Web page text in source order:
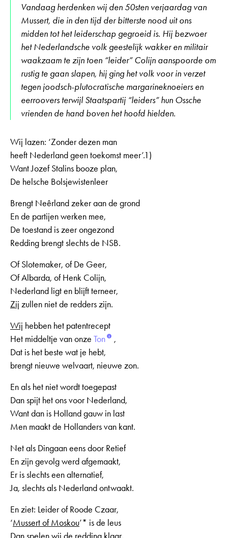
Vandaag herdenken wij den 50sten verjaardag van
Mussert, die in den tijd der bitterste nood uit ons
midden tot het leiderschap gegroeid is. Hij bezwoer
het Nederlandsche volk geestelijk wakker en militair
waakzaam te zijn toen “leider” Colijn aanspoorde om
rustig te gaan slapen, hij ging het volk voor in verzet
tegen joodsch-plutocratische margarineknoeiers en
eerroovers terwijl Staatspartij “leiders” hun Ossche
vrienden de hand boven het hoofd hielden.
Wij lazen: ‘Zonder dezen man
heeft Nederland geen toekomst meer’.1)
Want Jozef Stalins booze plan,
De helsche Bolsjewistenleer
Brengt Neêrland zeker aan de grond
En de partijen werken mee,
De toestand is zeer ongezond
Redding brengt slechts de NSB.
Of Slotemaker, of De Geer,
Of Albarda, of Henk Colijn,
Nederland ligt en blijft terneer,
Zij zullen niet de redders zijn.
Wij hebben het patentrecept
Het middeltje van onze Ton
,
Dat is het beste wat je hebt,
brengt nieuwe welvaart, nieuwe zon.
En als het niet wordt toegepast
Dan spijt het ons voor Nederland,
Want dan is Holland gauw in last
Men maakt de Hollanders van kant.
Net als Dingaan eens door Retief
En zijn gevolg werd afgemaakt,
Er is slechts een alternatief,
Ja, slechts als Nederland ontwaakt.
En ziet: Leider of Roode Czaar,
‘Mussert of Moskou’* is de leus